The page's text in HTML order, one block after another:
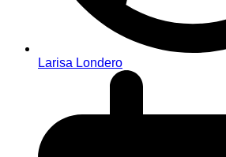
Larisa Londero